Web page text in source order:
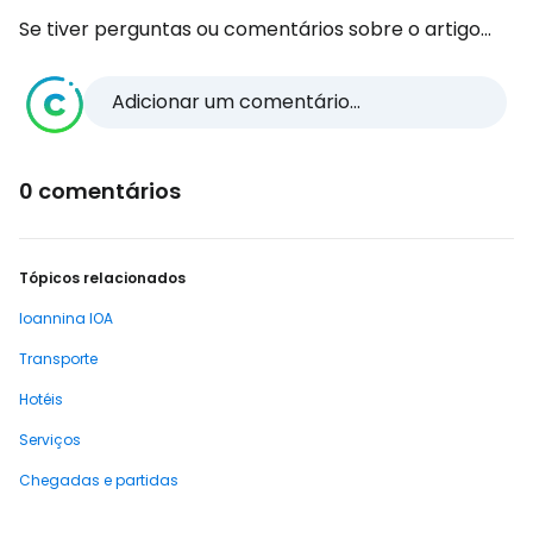
Se tiver perguntas ou comentários sobre o artigo...
Adicionar um comentário...
0 comentários
Tópicos relacionados
Ioannina IOA
Transporte
Hotéis
Serviços
Chegadas e partidas